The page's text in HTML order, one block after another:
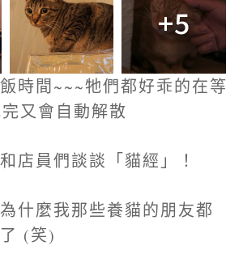
+5
時間~~~牠們都好乖的在等
又會自動解散
店員們談談「貓經」！
什麼我那些養貓的朋友都
(笑)